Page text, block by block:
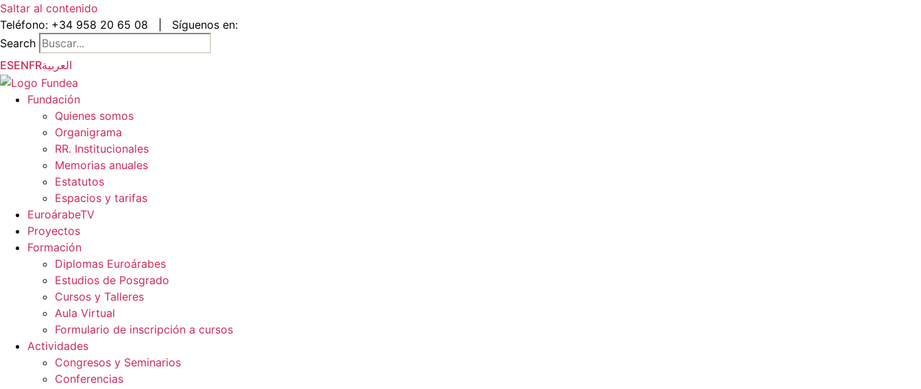
Saltar al contenido
Teléfono: +34 958 20 65 08
Síguenos en:
Search
ESENFRالعربية
Fundación
Quienes somos
Organigrama
RR. Institucionales
Memorias anuales
Estatutos
Espacios y tarifas
EuroárabeTV
Proyectos
Formación
Diplomas Euroárabes
Estudios de Posgrado
Cursos y Talleres
Aula Virtual
Formulario de inscripción a cursos
Actividades
Congresos y Seminarios
Conferencias